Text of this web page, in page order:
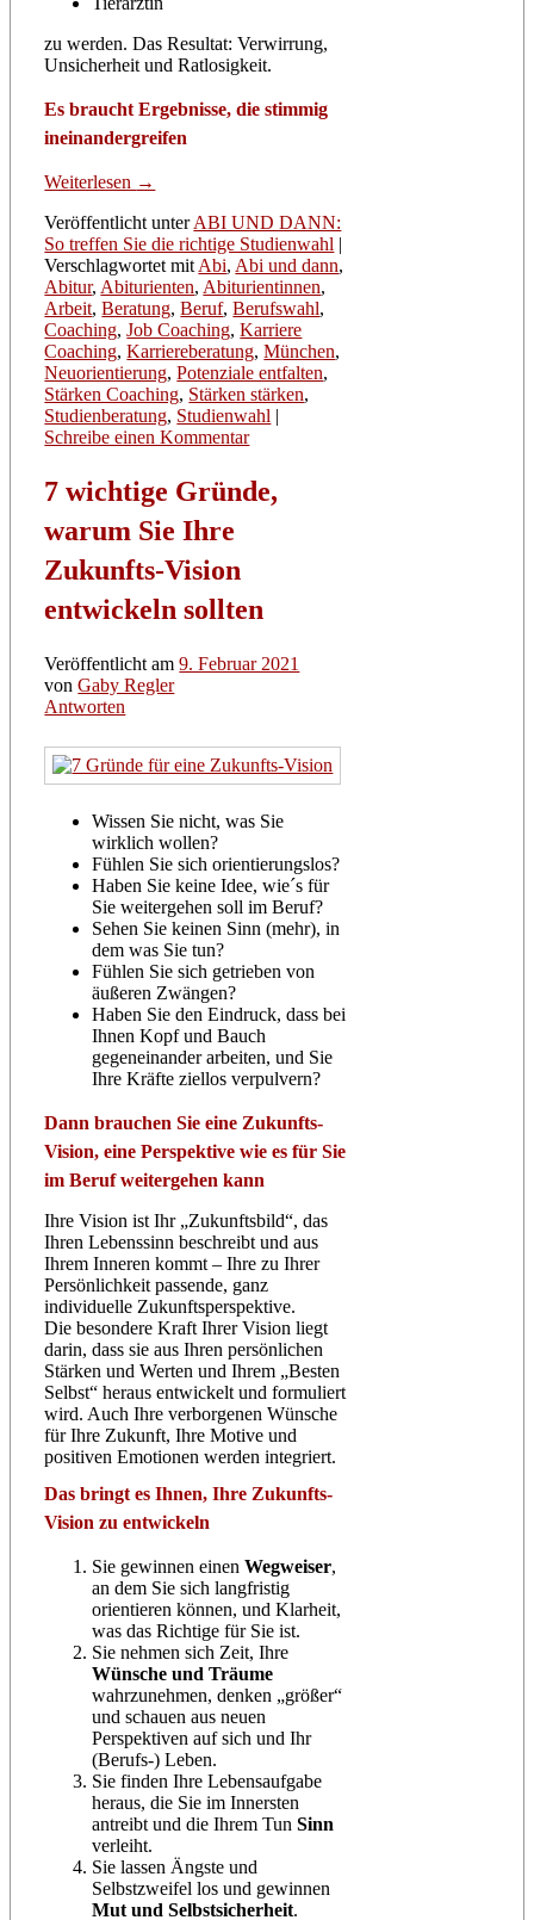
zu werden. Das Resultat: Verwirrung,
Unsicherheit und Ratlosigkeit.
Es braucht Ergebnisse, die stimmig
ineinandergreifen
Weiterlesen →
Veröffentlicht unter ABI UND DANN:
So treffen Sie die richtige Studienwahl |
Verschlagwortet mit Abi, Abi und dann,
Abitur, Abiturienten, Abiturientinnen,
Arbeit,Beratung,Beruf,Berufswahl,
Coaching,Job Coaching,Karriere
Coaching,Karriereberatung,München,
Neuorientierung,Potenziale entfalten,
Stärken Coaching, Stärken stärken,
Studienberatung, Studienwahl |
Schreibe einen Kommentar
7 wichtige Gründe,
warum Sie Ihre
Zukunfts-Vision
entwickeln sollten
Veröffentlicht am9. Februar 2021
vonGaby Regler
Antworten
Wissen Sie nicht, was Sie
wirklich wollen?
Fühlen Sie sich orientierungslos?
Haben Sie keine Idee, wie´s für
Sie weitergehen soll im Beruf?
Sehen Sie keinen Sinn (mehr), in
dem was Sie tun?
Fühlen Sie sich getrieben von
äußeren Zwängen?
Haben Sie den Eindruck, dass bei
Ihnen Kopf und Bauch
gegeneinander arbeiten, und Sie
Ihre Kräfte ziellos verpulvern?
Dann brauchen Sie eine Zukunfts-
Vision, eine Perspektive wie es für Sie
im Beruf weitergehen kann
Ihre Vision ist Ihr „Zukunftsbild“, das
Ihren Lebenssinn beschreibt und aus
Ihrem Inneren kommt – Ihre zu Ihrer
Persönlichkeit passende, ganz
individuelle Zukunftsperspektive.
Die besondere Kraft Ihrer Vision liegt
darin, dass sie aus Ihren persönlichen
Stärken und Werten und Ihrem „Besten
Selbst“ heraus entwickelt und formuliert
wird. Auch Ihre verborgenen Wünsche
für Ihre Zukunft, Ihre Motive und
positiven Emotionen werden integriert.
Das bringt es Ihnen, Ihre Zukunfts-
Vision zu entwickeln
Sie gewinnen einenWegweiser,
an dem Sie sich langfristig
orientieren können, und Klarheit,
was das Richtige für Sie ist.
Sie nehmen sich Zeit, Ihre
Wünsche und Träume
wahrzunehmen, denken „größer“
und schauen aus neuen
Perspektiven auf sich und Ihr
(Berufs-) Leben.
Sie finden Ihre Lebensaufgabe
heraus, die Sie im Innersten
antreibt und die Ihrem TunSinn
verleiht.
Sie lassen Ängste und
Selbstzweifel los und gewinnen
Mut und Selbstsicherheit.